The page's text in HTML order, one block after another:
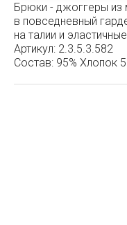
Брюки - джоггеры из
в повседневный
на талии и
Артикул: 2.3.5.3.582
Состав: 95% Хлопок